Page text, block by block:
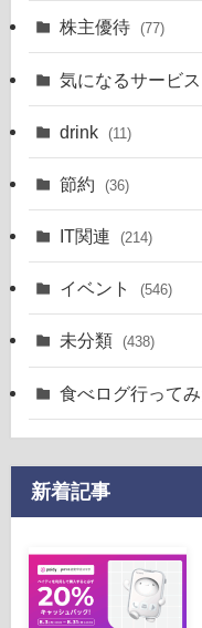
株主優待 (77)
気になるサービス
drink (11)
節約 (36)
IT関連 (214)
イベント (546)
未分類 (438)
食べログ行って
新着記事